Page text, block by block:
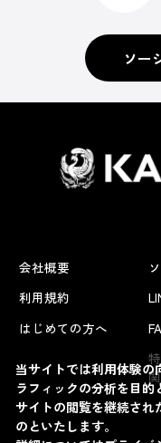
ソー
会社概要
利用規約
はじめての方へ
当サイトでは利用体験
ラフィックの分析を目
サイトの閲覧を継続され
のといたします。